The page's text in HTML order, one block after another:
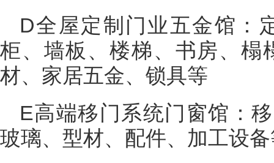
D全屋定制门业五金馆：
柜、墙板、楼梯、书房、榻
材、家居五金、锁具等
E高端移门系统门窗馆：
玻璃、型材、配件、加工设